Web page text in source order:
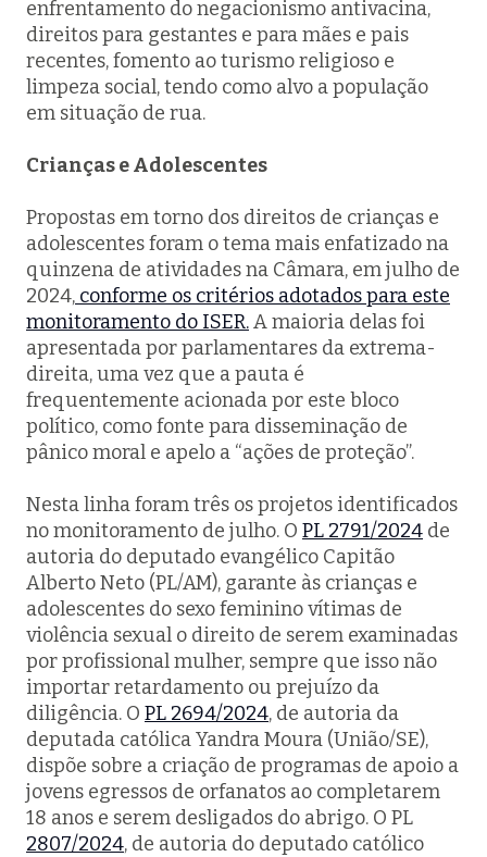
enfrentamento do negacionismo antivacina,
direitos para gestantes e para mães e pais
recentes, fomento ao turismo religioso e
limpeza social, tendo como alvo a população
em situação de rua.
Crianças e Adolescentes
Propostas em torno dos direitos de crianças e
adolescentes foram o tema mais enfatizado na
quinzena de atividades na Câmara, em julho de
2024, conforme os critérios adotados para este
monitoramento do ISER.A maioria delas foi
apresentada por parlamentares da extrema-
direita, uma vez que a pauta é
frequentemente acionada por este bloco
político, como fonte para disseminação de
pânico moral e apelo a “ações de proteção”.
Nesta linha foram três os projetos identificados
no monitoramento de julho. O PL 2791/2024 de
autoria do deputado evangélico Capitão
Alberto Neto (PL/AM), garante às crianças e
adolescentes do sexo feminino vítimas de
violência sexual o direito de serem examinadas
por profissional mulher, sempre que isso não
importar retardamento ou prejuízo da
diligência. O PL 2694/2024, de autoria da
deputada católica Yandra Moura (União/SE),
dispõe sobre a criação de programas de apoio a
jovens egressos de orfanatos ao completarem
18 anos e serem desligados do abrigo. O PL
2807/2024, de autoria do deputado católico